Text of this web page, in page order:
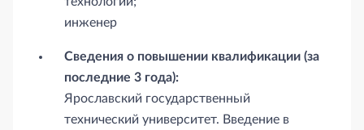
инженер
Сведения о повышении квалификации (за
последние 3 года):
Ярославский государственный
технический университет. Введение в